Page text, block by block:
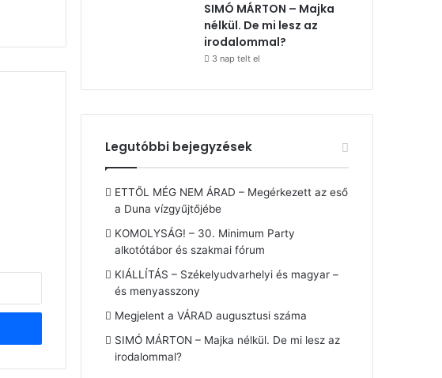
SIMÓ MÁRTON – Majka
nélkül. De mi lesz az
irodalommal?
3 nap telt el
Legutóbbi bejegyzések
ETTŐL MÉG NEM ÁRAD – Megérkezett az eső
a Duna vízgyűjtőjébe
KOMOLYSÁG! – 30. Minimum Party
alkotótábor és szakmai fórum
KIÁLLÍTÁS – Székelyudvarhelyi és magyar –
és menyasszony
Megjelent a VÁRAD augusztusi száma
SIMÓ MÁRTON – Majka nélkül. De mi lesz az
irodalommal?